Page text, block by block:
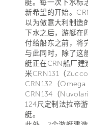
艇。每一次下水标
新希望的开始。
以为傲意大利制造
下水之后，游艇在
付给船东之前，将
与此同时，除了这
艇正在CRN船厂
米CRN131（
CRN132（
CRN134（
124尺定制法拉帝
艇。